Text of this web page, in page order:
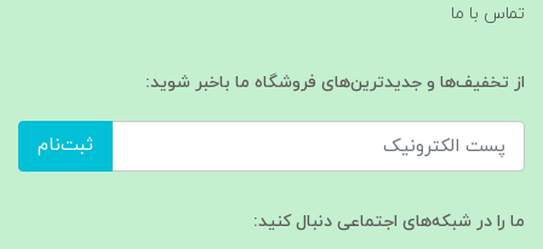
تماس با ما
از تخفیف‌ها و جدیدترین‌های فروشگاه ما باخبر شوید:
ثبت‌نام
ما را در شبکه‌های اجتماعی دنبال کنید: